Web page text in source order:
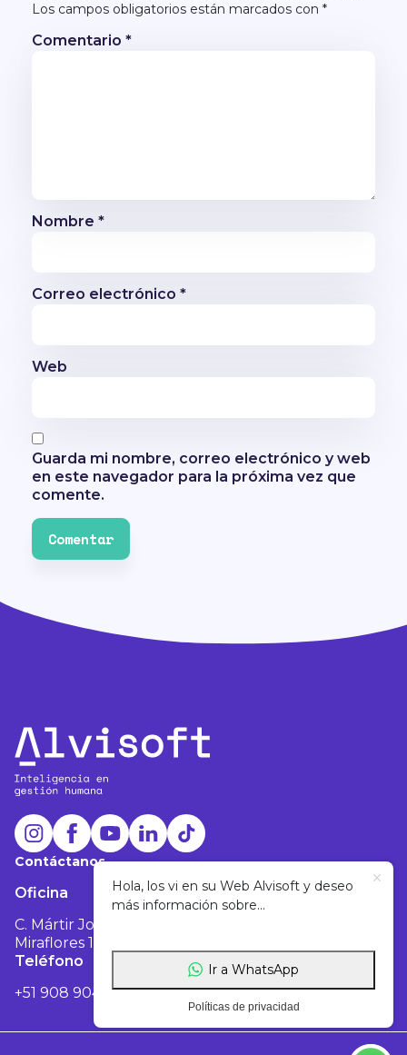
Los campos obligatorios están marcados con *
Comentario *
Nombre *
Correo electrónico *
Web
Guarda mi nombre, correo electrónico y web
en este navegador para la próxima vez que
comente.
Contáctanos
Oficina
C. Mártir José Olaya 129, Oficina 1803 -
Miraflores 15074
Teléfono
+51 908 904 601info@alvisoft.net
Hola, los vi en su Web Alvisoft y deseo
más información sobre...
Ir a WhatsApp
Políticas de privacidad